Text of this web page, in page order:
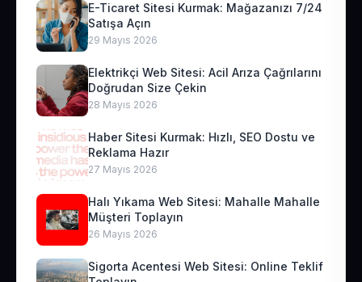
E-Ticaret Sitesi Kurmak: Mağazanızı 7/24
Satışa Açın
29 Mayıs 2026
Elektrikçi Web Sitesi: Acil Arıza Çağrılarını
Doğrudan Size Çekin
28 Mayıs 2026
Haber Sitesi Kurmak: Hızlı, SEO Dostu ve
Reklama Hazır
27 Mayıs 2026
Halı Yıkama Web Sitesi: Mahalle Mahalle
Müşteri Toplayın
26 Mayıs 2026
Sigorta Acentesi Web Sitesi: Online Teklif